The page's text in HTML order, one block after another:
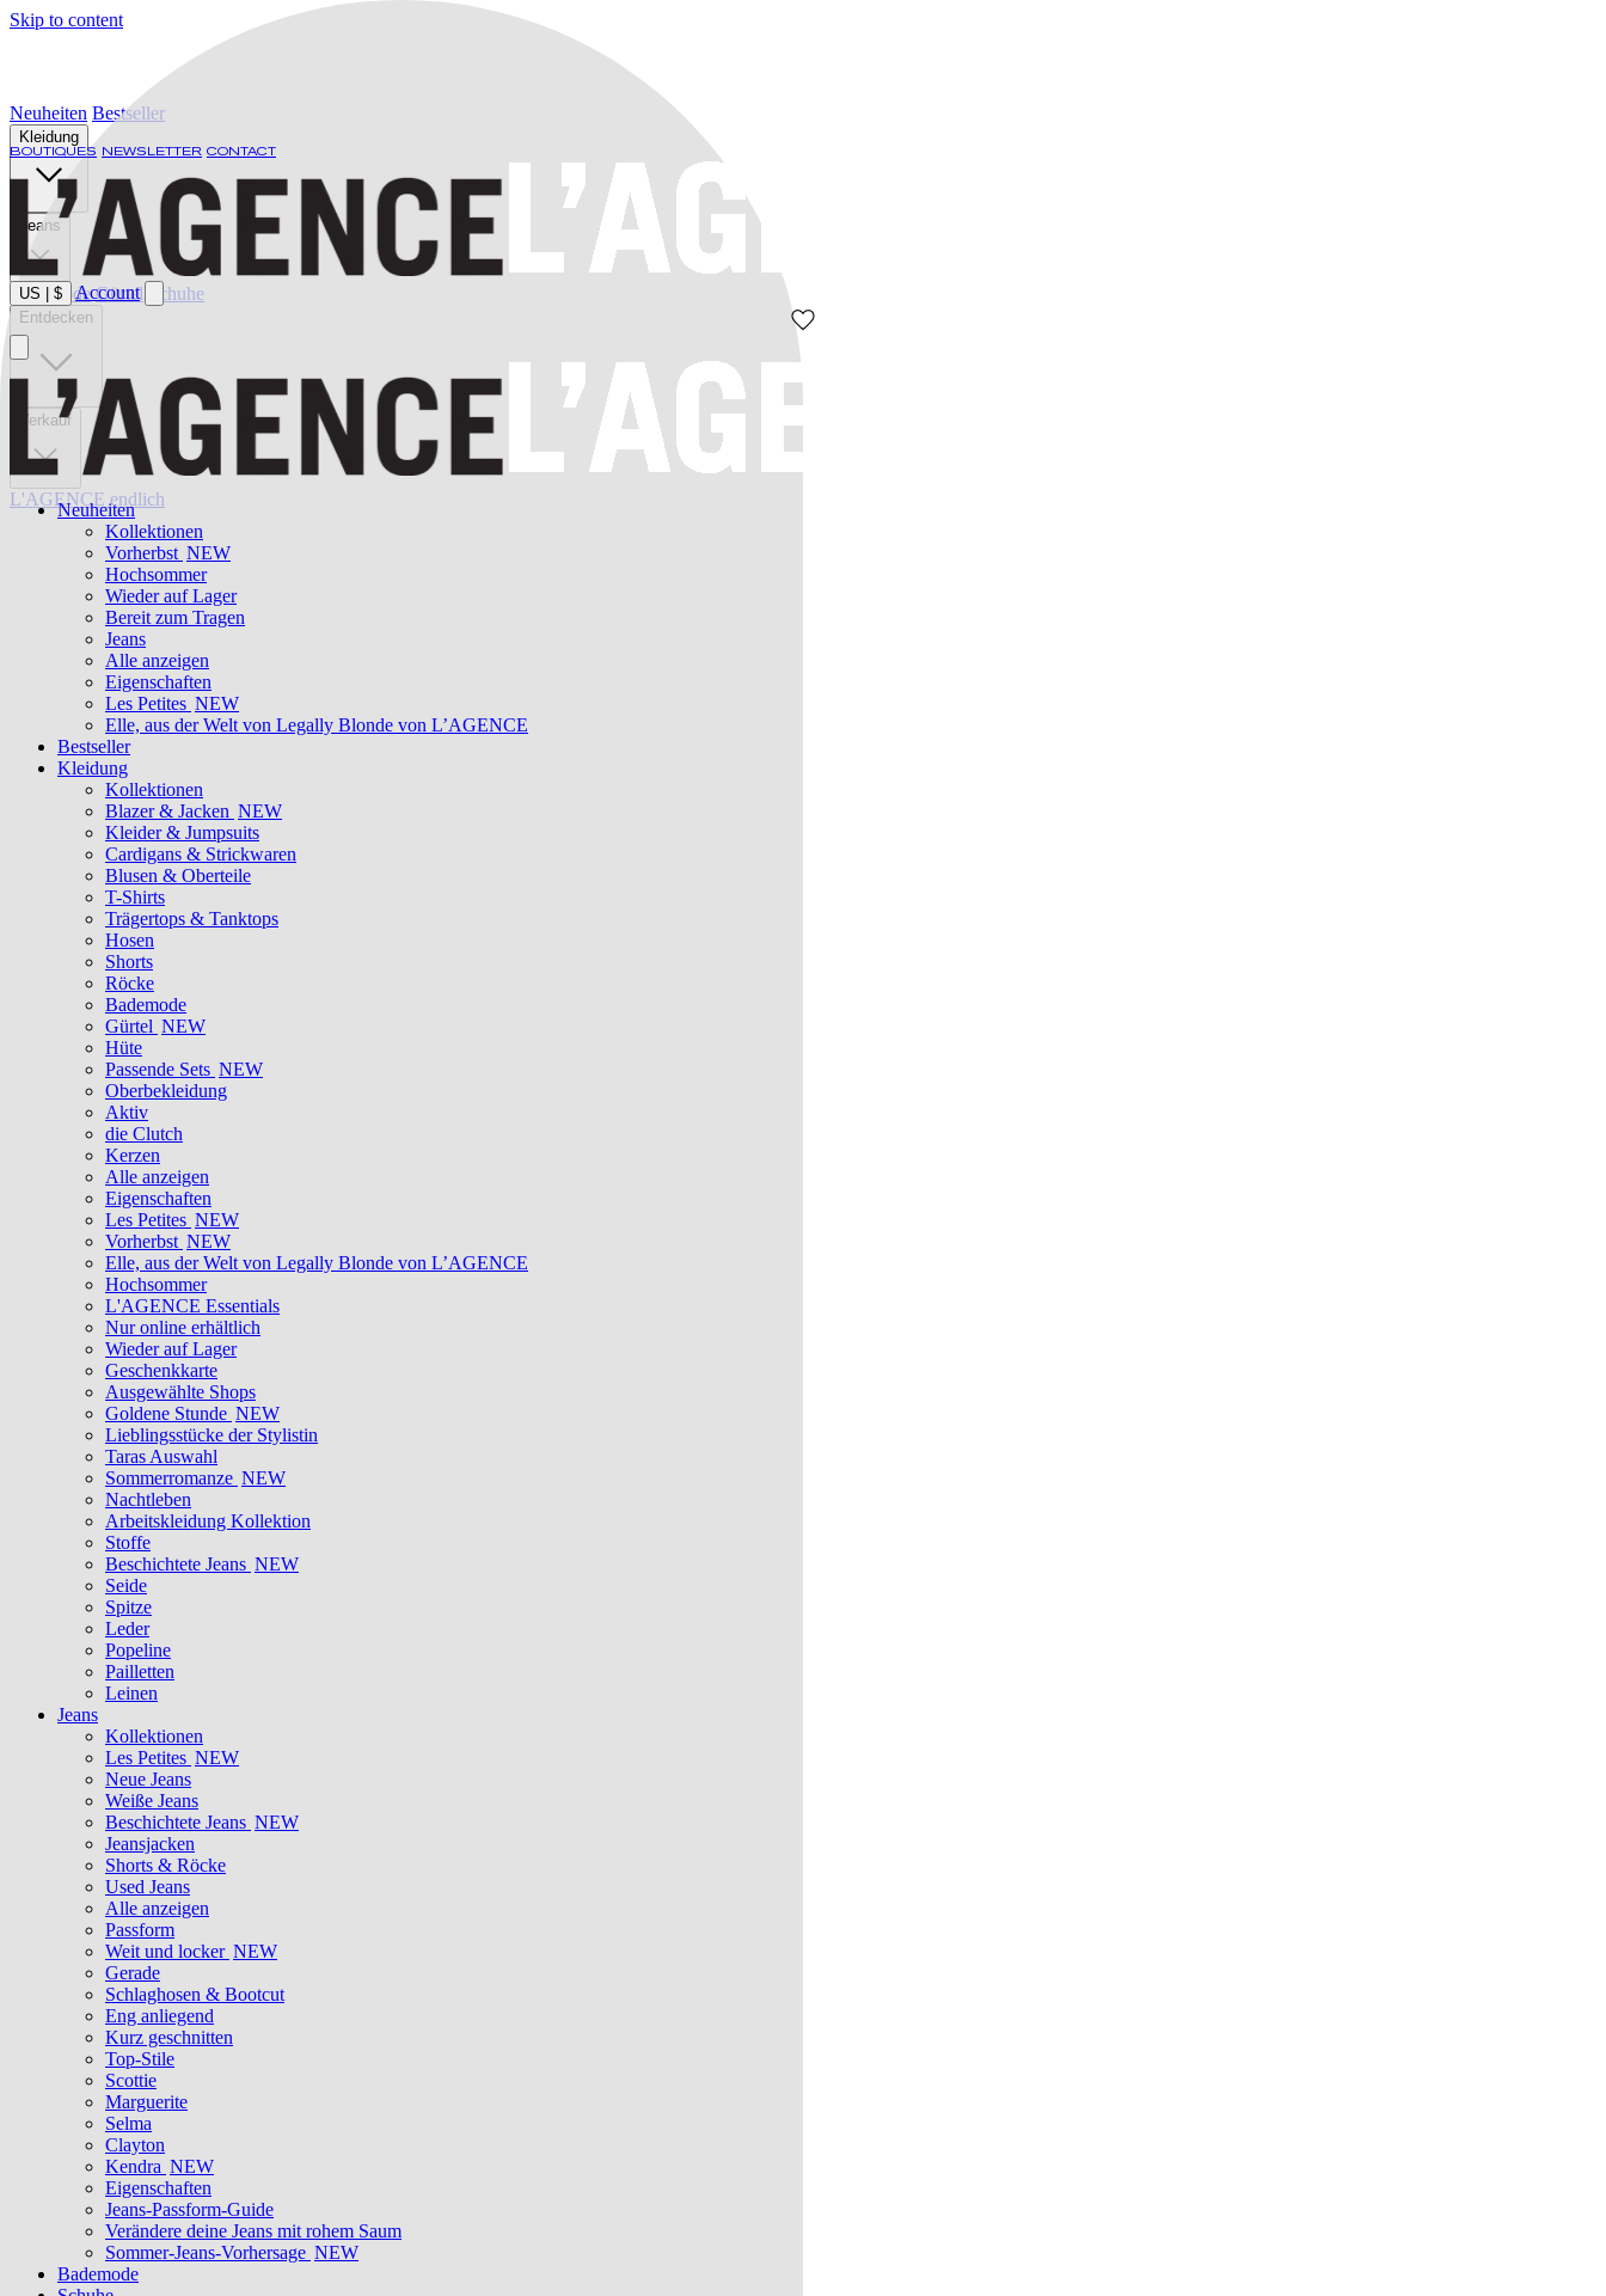
Skip to content
BOUTIQUES NEWSLETTER CONTACT
US $ Account
Neuheiten
Kollektionen
Vorherbst NEW
Hochsommer
Wieder auf Lager
Bereit zum Tragen
Jeans
Alle anzeigen
Eigenschaften
Les Petites NEW
Elle, aus der Welt von Legally Blonde von L’AGENCE
Bestseller
Kleidung
Kollektionen
Blazer & Jacken NEW
Kleider & Jumpsuits
Cardigans & Strickwaren
Blusen & Oberteile
T-Shirts
Trägertops & Tanktops
Hosen
Shorts
Röcke
Bademode
Gürtel NEW
Hüte
Passende Sets NEW
Oberbekleidung
Aktiv
die Clutch
Kerzen
Alle anzeigen
Eigenschaften
Les Petites NEW
Vorherbst NEW
Elle, aus der Welt von Legally Blonde von L’AGENCE
Hochsommer
L'AGENCE Essentials
Nur online erhältlich
Wieder auf Lager
Geschenkkarte
Ausgewählte Shops
Goldene Stunde NEW
Lieblingsstücke der Stylistin
Taras Auswahl
Sommerromanze NEW
Nachtleben
Arbeitskleidung Kollektion
Stoffe
Beschichtete Jeans NEW
Seide
Spitze
Leder
Popeline
Pailletten
Leinen
Jeans
Kollektionen
Les Petites NEW
Neue Jeans
Weiße Jeans
Beschichtete Jeans NEW
Jeansjacken
Shorts & Röcke
Used Jeans
Alle anzeigen
Passform
Weit und locker NEW
Gerade
Schlaghosen & Bootcut
Eng anliegend
Kurz geschnitten
Top-Stile
Scottie
Marguerite
Selma
Clayton
Kendra NEW
Eigenschaften
Jeans-Passform-Guide
Verändere deine Jeans mit rohem Saum
Sommer-Jeans-Vorhersage NEW
Bademode
Neuheiten Bestseller
Kleidung
Jeans
Bademode Gürtel Schuhe
Entdecken
Verkauf
L'AGENCE endlich